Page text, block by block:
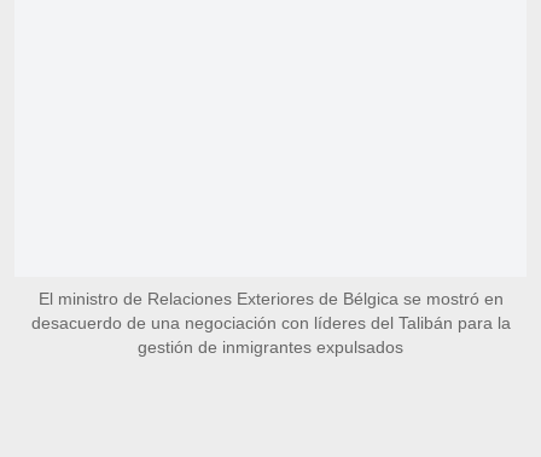
El ministro de Relaciones Exteriores de Bélgica se mostró en
desacuerdo de una negociación con líderes del Talibán para la
gestión de inmigrantes expulsados